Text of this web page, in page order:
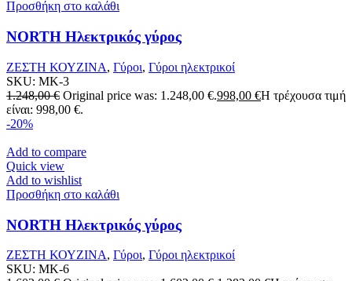
Προσθήκη στο καλάθι
NORTH Ηλεκτρικός γύρος
ΖΕΣΤΗ ΚΟΥΖΙΝΑ, Γύροι, Γύροι ηλεκτρικοί
SKU: MK-3
1.248,00€ Original price was: 1.248,00 €.998,00 €Η τρέχουσα τιμή
είναι: 998,00 €.
-20%
Add to compare
Quick view
Add to wishlist
Προσθήκη στο καλάθι
NORTH Ηλεκτρικός γύρος
ΖΕΣΤΗ ΚΟΥΖΙΝΑ, Γύροι, Γύροι ηλεκτρικοί
SKU: MK-6